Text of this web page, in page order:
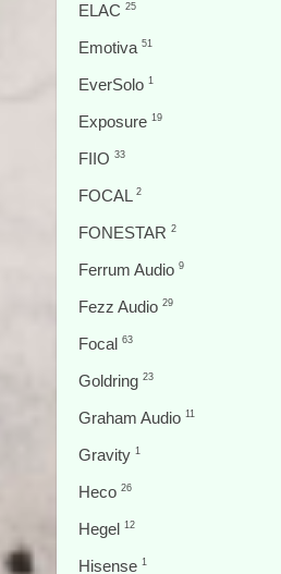
ELAC 25
Emotiva 51
EverSolo 1
Exposure 19
FIIO 33
FOCAL 2
FONESTAR 2
Ferrum Audio 9
Fezz Audio 29
Focal 63
Goldring 23
Graham Audio 11
Gravity 1
Heco 26
Hegel 12
Hisense 1